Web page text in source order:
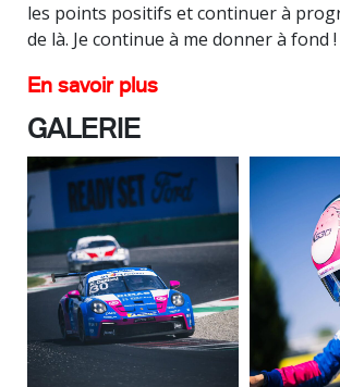
les points positifs et continuer à
de là. Je continue à me donner à fond !
En savoir plus
GALERIE